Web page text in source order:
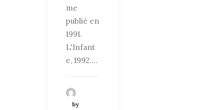
me
publié en
1991.
L'Infant
e, 1992.…
by